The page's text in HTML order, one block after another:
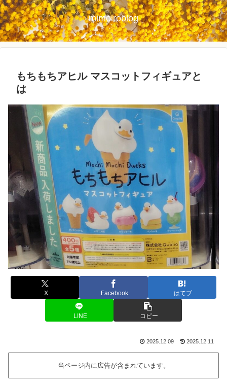
mimoiroblog
もちもちアヒル マスコットフィギュアと
は
X Facebook はてブ
LINE コピー
2025.12.09 2025.12.11
当ページ内に広告が含まれています。